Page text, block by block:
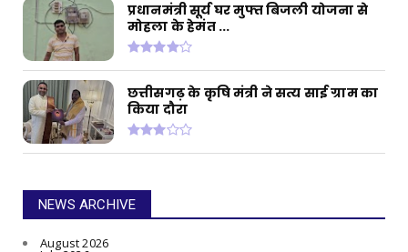
प्रधानमंत्री सूर्य घर मुफ्त बिजली योजना से
मोहला के हेमंत ...
छत्तीसगढ़ के कृषि मंत्री ने सत्य साई ग्राम का
किया दौरा
NEWS ARCHIVE
August 2026